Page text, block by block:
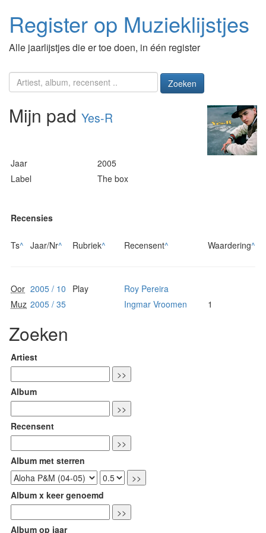
Register op Muzieklijstjes
Alle jaarlijstjes die er toe doen, in één register
Zoeken
Mijn pad Yes-R
Jaar
2005
Label
The box
Recensies
Ts^ Jaar/Nr^ Rubriek^ Recensent^ Waardering^
Oor 2005 / 10 Play
Roy Pereira
Muz 2005 / 35 Ingmar Vroomen 1
Zoeken
Artiest
Album
Recensent
Album met sterren
Album x keer genoemd
Album op jaar